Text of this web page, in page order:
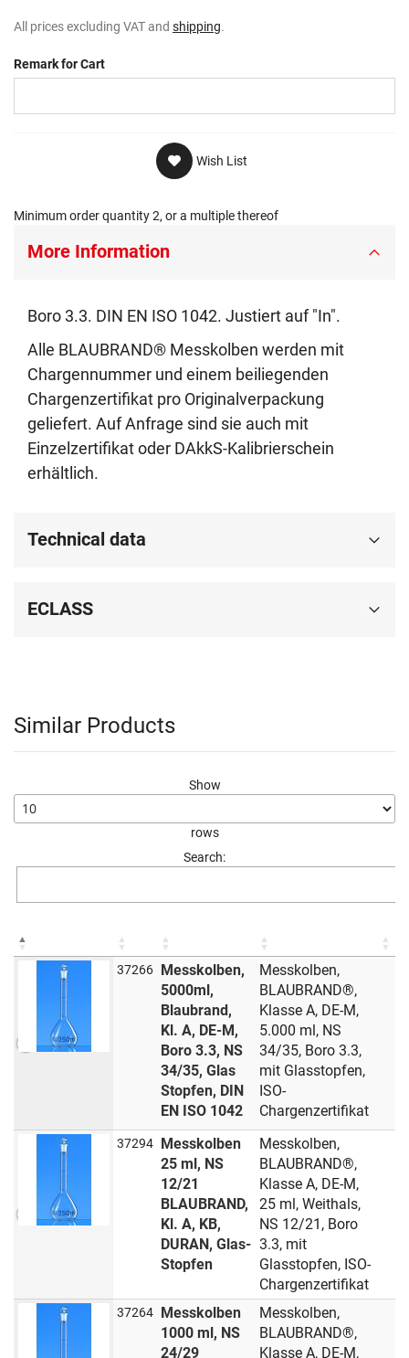
All prices excluding VAT and shipping.
Remark for Cart
Wish List
Minimum order quantity 2, or a multiple thereof
More Information
Boro 3.3. DIN EN ISO 1042. Justiert auf "In".
Alle BLAUBRAND® Messkolben werden mit
Chargennummer und einem beiliegenden
Chargenzertifikat pro Originalverpackung
geliefert. Auf Anfrage sind sie auch mit
Einzelzertifikat oder DAkkS-Kalibrierschein
erhältlich.
Technical data
ECLASS
Similar Products
Show
rows
Search:
37266
Messkolben,
5000ml,
Blaubrand,
Kl. A, DE-M,
Boro 3.3, NS
34/35, Glas
Stopfen, DIN
EN ISO 1042
Messkolben,
BLAUBRAND®,
Klasse A, DE-M,
5.000 ml, NS
34/35, Boro 3.3,
mit Glasstopfen,
ISO-
Chargenzertifikat
37294
Messkolben
25 ml, NS
12/21
BLAUBRAND,
Kl. A, KB,
DURAN, Glas-
Stopfen
Messkolben,
BLAUBRAND®,
Klasse A, DE-M,
25 ml, Weithals,
NS 12/21, Boro
3.3, mit
Glasstopfen, ISO-
Chargenzertifikat
37264
Messkolben
1000 ml, NS
24/29
Messkolben,
BLAUBRAND®,
Klasse A, DE-M,